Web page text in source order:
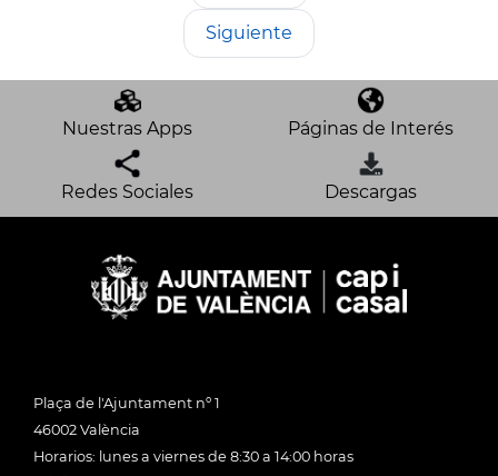
Siguiente
Nuestras Apps Páginas de Interés
Redes Sociales Descargas
Plaça de l'Ajuntament nº 1
46002 València
Horarios: lunes a viernes de 8:30 a 14:00 horas